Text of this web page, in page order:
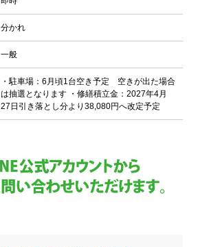
分かれ
一般
・駐車場：6月頃1台空き予定 空きが出た場合
は抽選となります ・修繕積立金：2027年4月
27日引き落とし分より38,080円へ改定予定